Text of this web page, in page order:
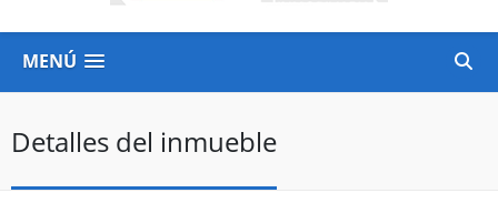
MENÚ
Detalles del inmueble